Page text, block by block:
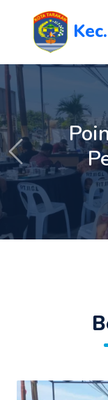
Tiga
Previous